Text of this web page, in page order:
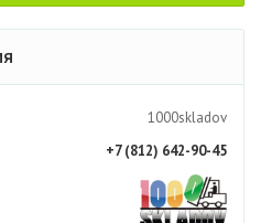
1000skladov
+7 (812) 642-90-45